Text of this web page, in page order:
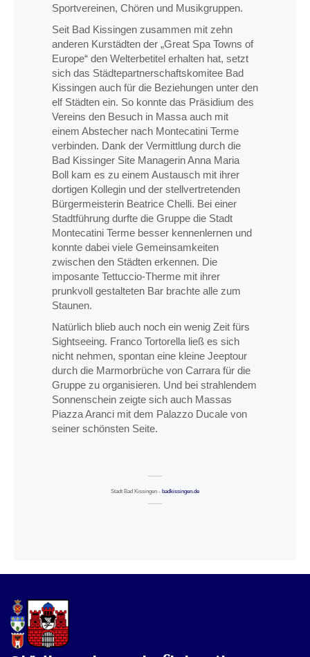
Sportvereinen, Chören und Musikgruppen.
Seit Bad Kissingen zusammen mit zehn
anderen Kurstädten der „Great Spa Towns of
Europe“ den Welterbetitel erhalten hat, setzt
sich das Städtepartnerschaftskomitee Bad
Kissingen auch für die Beziehungen unter den
elf Städten ein. So konnte das Präsidium des
Vereins den Besuch in Massa auch mit
einem Abstecher nach Montecatini Terme
verbinden. Dank der Vermittlung durch die
Bad Kissinger Site Managerin Anna Maria
Boll kam es zu einem Austausch mit ihrer
dortigen Kollegin und der stellvertretenden
Bürgermeisterin Beatrice Chelli. Bei einer
Stadtführung durfte die Gruppe die Stadt
Montecatini Terme besser kennenlernen und
konnte dabei viele Gemeinsamkeiten
zwischen den Städten erkennen. Die
imposante Tettuccio-Therme mit ihrer
prunkvoll gestalteten Bar brachte alle zum
Staunen.
Natürlich blieb auch noch ein wenig Zeit fürs
Sightseeing. Franco Tortorella ließ es sich
nicht nehmen, spontan eine kleine Jeeptour
durch die Marmorbrüche von Carrara für die
Gruppe zu organisieren. Und bei strahlendem
Sonnenschein zeigte sich auch Massas
Piazza Aranci mit dem Palazzo Ducale von
seiner schönsten Seite.
Stadt Bad Kissingen - badkissingen.de